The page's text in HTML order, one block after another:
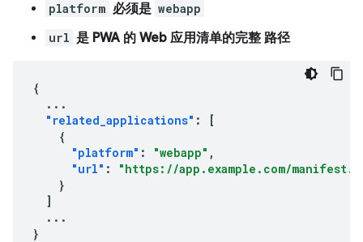
platform 必须是 webapp
url 是 PWA 的 Web 应用清单的完整 路径
{
...
"related_applications" :
[
{
"platform" : "webapp" ,
"url" :
"https://app.example.com/
}
]
...
}